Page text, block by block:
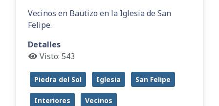
Vecinos en Bautizo en la Iglesia de San
Felipe.
Detalles
Visto: 543
Piedra del Sol Iglesia San Felipe
Interiores Vecinos